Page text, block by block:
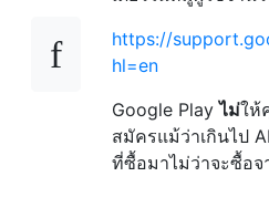
https://
hl=en
Google Playไม่ให้
สมัครแม้ว่าเกินไป
ที่ซื้อมาไม่ว่าจะซื้อจ